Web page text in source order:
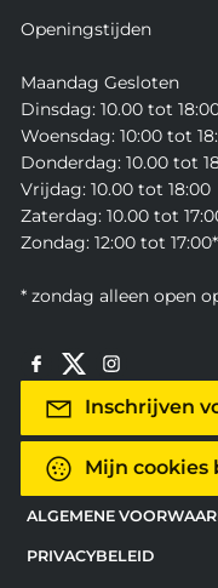
Openingstijden
Maandag Gesloten
Dinsdag: 10.00 tot
Woensdag: 10:00 tot
Donderdag: 10.00 tot
Vrijdag: 10.00 tot 18:00
Zaterdag: 10.00 tot
Zondag: 12:00 tot 17:00*
* zondag alleen open
Inschrijven
Mijn cookies
ALGEMENE
PRIVACYBELEID